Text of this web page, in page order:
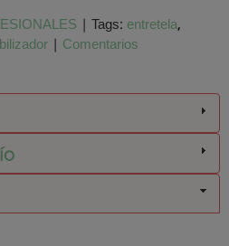
| Tags: entretela
| Comentarios